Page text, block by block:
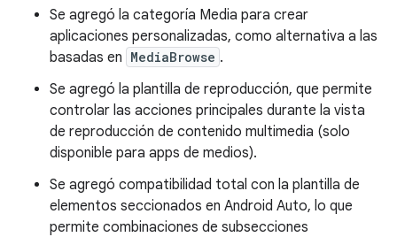
Se agregó la categoría Media para crear
aplicaciones personalizadas, como alternativa a las
basadas en MediaBrowse .
Se agregó la plantilla de reproducción, que permite
controlar las acciones principales durante la vista
de reproducción de contenido multimedia (solo
disponible para apps de medios).
Se agregó compatibilidad total con la plantilla de
elementos seccionados en Android Auto, lo que
permite combinaciones de subsecciones